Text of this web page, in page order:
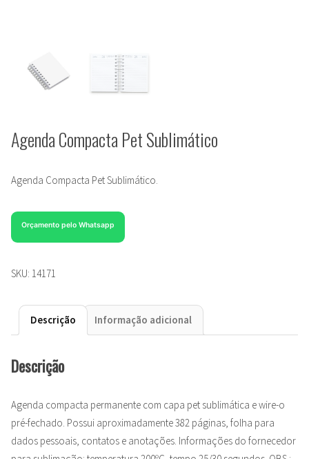
Agenda Compacta Pet Sublimático
Agenda Compacta Pet Sublimático.
Orçamento pelo Whatsapp
SKU: 14171
Descrição Informação adicional
Descrição
Agenda compacta permanente com capa pet sublimática e wire-o
pré-fechado. Possui aproximadamente 382 páginas, folha para
dados pessoais, contatos e anotações. Informações do fornecedor